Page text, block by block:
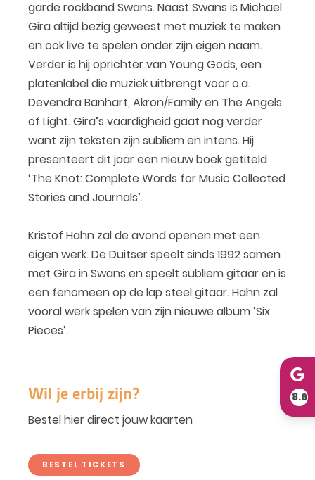
garde rockband Swans. Naast Swans is Michael
Gira altijd bezig geweest met muziek te maken
en ook live te spelen onder zijn eigen naam.
Verder is hij oprichter van Young Gods, een
platenlabel die muziek uitbrengt voor o.a.
Devendra Banhart, Akron/Family en The Angels
of Light. Gira’s vaardigheid gaat nog verder
want zijn teksten zijn subliem en intens. Hij
presenteert dit jaar een nieuw boek getiteld
‘The Knot: Complete Words for Music Collected
Stories and Journals’.
Kristof Hahn zal de avond openen met een
eigen werk. De Duitser speelt sinds 1992 samen
met Gira in Swans en speelt subliem gitaar en is
een fenomeen op de lap steel gitaar. Hahn zal
vooral werk spelen van zijn nieuwe album ’Six
Pieces’.
Wil je erbij zijn?
Bestel hier direct jouw kaarten
BESTEL TICKETS
8.6